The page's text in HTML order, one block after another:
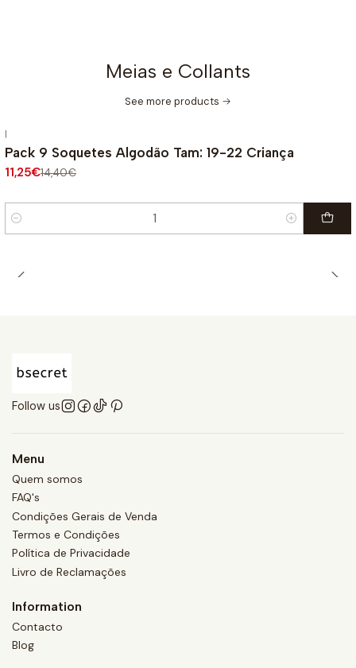
Meias e Collants
See more products
|
Pack 9 Soquetes Algodão Tam: 19-22 Criança
11,25€14,40€
Quantity
Follow us
Menu
Quem somos
FAQ's
Condições Gerais de Venda
Termos e Condições
Política de Privacidade
Livro de Reclamações
Information
Contacto
Blog